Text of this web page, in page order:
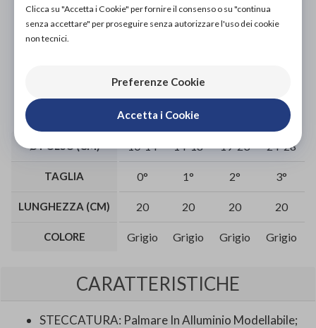
Aggiungi al carrello
Ø POLSO (CM) 10-14 14-18 19-23 24-28
TAGLIA 0° 1° 2° 3°
LUNGHEZZA (CM) 20 20 20 20
COLORE Grigio Grigio Grigio Grigio
CARATTERISTICHE
STECCATURA: Palmare In Alluminio Modellabile;
Clicca su "Accetta i Cookie" per fornire il consenso o su "continua
senza accettare" per proseguire senza autorizzare l'uso dei cookie
non tecnici.
Preferenze Cookie
Accetta i Cookie